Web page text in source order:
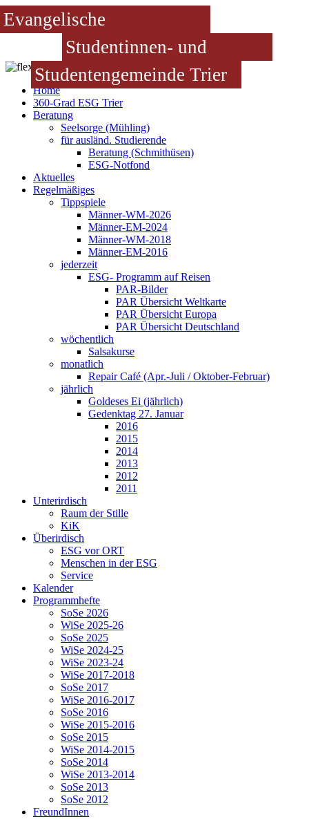
Evangelische
Studentinnen- und
Studentengemeinde Trier
Home
360-Grad ESG Trier
Beratung
Seelsorge (Mühling)
für ausländ. Studierende
Beratung (Schmithüsen)
ESG-Notfond
Aktuelles
Regelmäßiges
Tippspiele
Männer-WM-2026
Männer-EM-2024
Männer-WM-2018
Männer-EM-2016
jederzeit
ESG- Programm auf Reisen
PAR-Bilder
PAR Übersicht Weltkarte
PAR Übersicht Europa
PAR Übersicht Deutschland
wöchentlich
Salsakurse
monatlich
Repair Café (Apr.-Juli / Oktober-Februar)
jährlich
Goldeses Ei (jährlich)
Gedenktag 27. Januar
2016
2015
2014
2013
2012
2011
Unterirdisch
Raum der Stille
KiK
Überirdisch
ESG vor ORT
Menschen in der ESG
Service
Kalender
Programmhefte
SoSe 2026
WiSe 2025-26
SoSe 2025
WiSe 2024-25
WiSe 2023-24
WiSe 2017-2018
SoSe 2017
WiSe 2016-2017
SoSe 2016
WiSe 2015-2016
SoSe 2015
WiSe 2014-2015
SoSe 2014
WiSe 2013-2014
SoSe 2013
SoSe 2012
FreundInnen